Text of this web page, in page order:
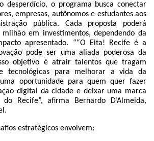
TÉCNICAS
INFORMAÇÃO
(PERGUNTAS FREQUENTES)
SERVIÇOS DE TIC
TÉCNICOS EMITIDOS
desperdício, o programa busca conectar
empresas, autônomos e estudantes aos
pública. Cada proposta poderá
em investimentos, dependendo da
apresentado. ““O Eita! Recife é a
pode ser uma aliada poderosa da
objetivo é atrair talentos que tragam
tecnológicas para melhorar a vida da
oportunidade para quem quer fazer
digital da cidade e deixar uma marca
Recife”, afirma Bernardo D’Almeida,
estratégicos envolvem: